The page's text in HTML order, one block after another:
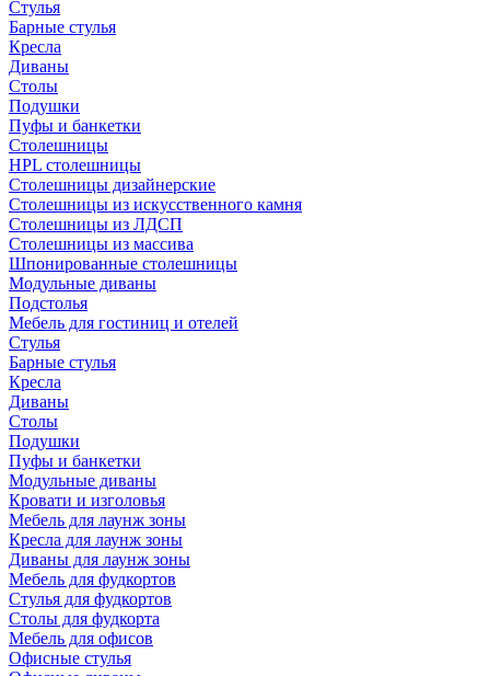
Стулья
Барные стулья
Кресла
Диваны
Столы
Подушки
Пуфы и банкетки
Столешницы
HPL столешницы
Столешницы дизайнерские
Столешницы из искусственного камня
Столешницы из ЛДСП
Столешницы из массива
Шпонированные столешницы
Модульные диваны
Подстолья
Мебель для гостиниц и отелей
Стулья
Барные стулья
Кресла
Диваны
Столы
Подушки
Пуфы и банкетки
Модульные диваны
Кровати и изголовья
Мебель для лаунж зоны
Кресла для лаунж зоны
Диваны для лаунж зоны
Мебель для фудкортов
Стулья для фудкортов
Столы для фудкорта
Мебель для офисов
Офисные стулья